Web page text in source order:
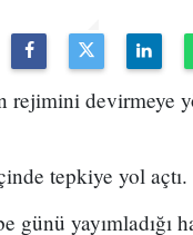
rejimini devirmeye
tepkiye yol açtı.
günü yayımladığı